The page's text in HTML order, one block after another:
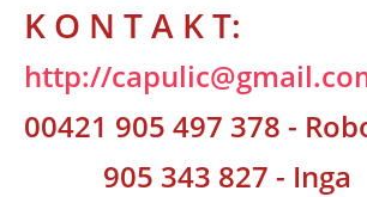
K O N T A K T:
http://
00421 905 497 378 -
905 343 827 - Inga